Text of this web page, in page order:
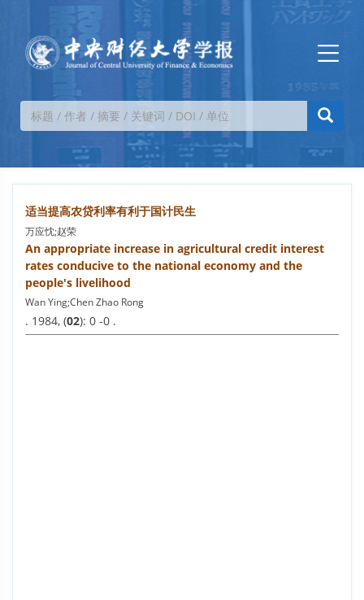
适当提高农贷利率有利于国计民生
万应忱;赵荣
An appropriate increase in agricultural credit interest
rates conducive to the national economy and the
people's livelihood
Wan Ying;Chen Zhao Rong
. 1984, (02): 0 -0 .